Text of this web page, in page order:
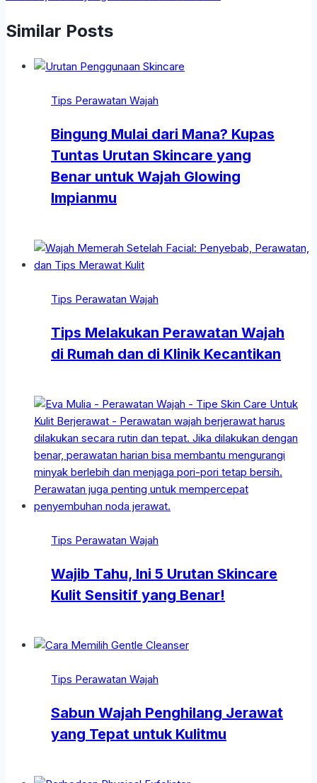
Similar Posts
Tips Perawatan Wajah
Bingung Mulai dari Mana? Kupas
Tuntas Urutan Skincare yang
Benar untuk Wajah Glowing
Impianmu
Tips Perawatan Wajah
Tips Melakukan Perawatan Wajah
di Rumah dan di Klinik Kecantikan
Tips Perawatan Wajah
Wajib Tahu, Ini 5 Urutan Skincare
Kulit Sensitif yang Benar!
Tips Perawatan Wajah
Sabun Wajah Penghilang Jerawat
yang Tepat untuk Kulitmu